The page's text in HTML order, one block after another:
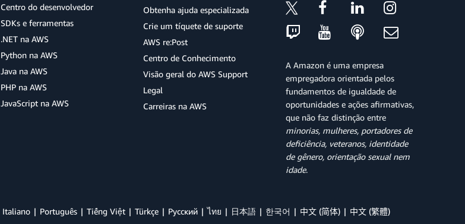
Centro do desenvolvedor
SDKs e ferramentas
.NET na AWS
Python na AWS
Java na AWS
PHP na AWS
JavaScript na AWS
Obtenha ajuda especializada
Crie um tíquete de suporte
AWS re:Post
Centro de Conhecimento
Visão geral do AWS Support
Legal
Carreiras na AWS
A Amazon é uma empresa
empregadora orientada pelos
fundamentos de igualdade de
oportunidades e ações afirmativas,
que não faz distinção entre
minorias, mulheres, portadores de
deficiência, veteranos, identidade
de gênero, orientação sexual nem
idade.
Italiano Português Tiếng Việt Türkçe Ρусский ไทย 日本語 한국어 中文 (简体) 中文 (繁體)